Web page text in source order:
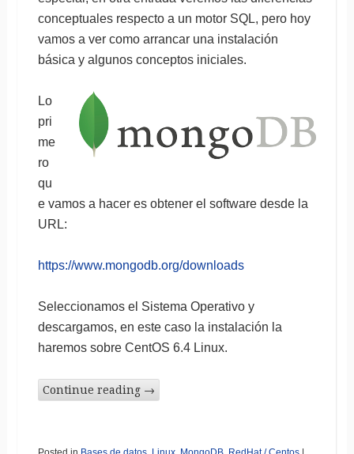
conceptuales respecto a un motor SQL, pero hoy
vamos a ver como arrancar una instalación
básica y algunos conceptos iniciales.
Lo
pri
me
ro
qu
e vamos a hacer es obtener el software desde la
URL:
https://www.mongodb.org/downloads
Seleccionamos el Sistema Operativo y
descargamos, en este caso la instalación la
haremos sobre CentOS 6.4 Linux.
Continue reading →